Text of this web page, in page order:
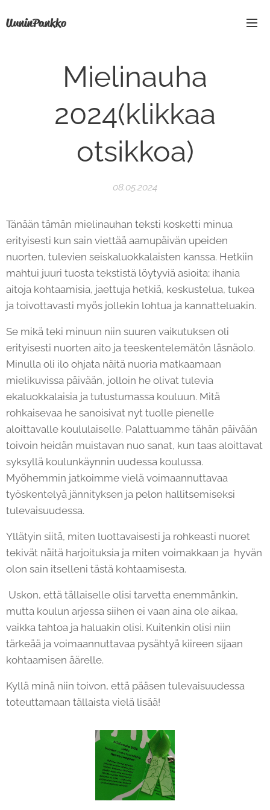
UuninPankko
Mielinauha
2024(klikkaa
otsikkoa)
08.05.2024
Tänään tämän mielinauhan teksti kosketti minua
erityisesti kun sain viettää aamupäivän upeiden
nuorten, tulevien seiskaluokkalaisten kanssa. Hetkiin
mahtui juuri tuosta tekstistä löytyviä asioita; ihania
aitoja kohtaamisia, jaettuja hetkiä, keskustelua, tukea
ja toivottavasti myös jollekin lohtua ja kannatteluakin.
Se mikä teki minuun niin suuren vaikutuksen oli
erityisesti nuorten aito ja teeskentelemätön läsnäolo.
Minulla oli ilo ohjata näitä nuoria matkaamaan
mielikuvissa päivään, jolloin he olivat tulevia
ekaluokkalaisia ja tutustumassa kouluun. Mitä
rohkaisevaa he sanoisivat nyt tuolle pienelle
aloittavalle koululaiselle. Palattuamme tähän päivään
toivoin heidän muistavan nuo sanat, kun taas aloittavat
syksyllä koulunkäynnin uudessa koulussa.
Myöhemmin jatkoimme vielä voimaannuttavaa
työskentelyä jännityksen ja pelon hallitsemiseksi
tulevaisuudessa.
Yllätyin siitä, miten luottavaisesti ja rohkeasti nuoret
tekivät näitä harjoituksia ja miten voimakkaan ja hyvän
olon sain itselleni tästä kohtaamisesta.
Uskon, että tällaiselle olisi tarvetta enemmänkin,
mutta koulun arjessa siihen ei vaan aina ole aikaa,
vaikka tahtoa ja haluakin olisi. Kuitenkin olisi niin
tärkeää ja voimaannuttavaa pysähtyä kiireen sijaan
kohtaamisen äärelle.
Kyllä minä niin toivon, että pääsen tulevaisuudessa
toteuttamaan tällaista vielä lisää!